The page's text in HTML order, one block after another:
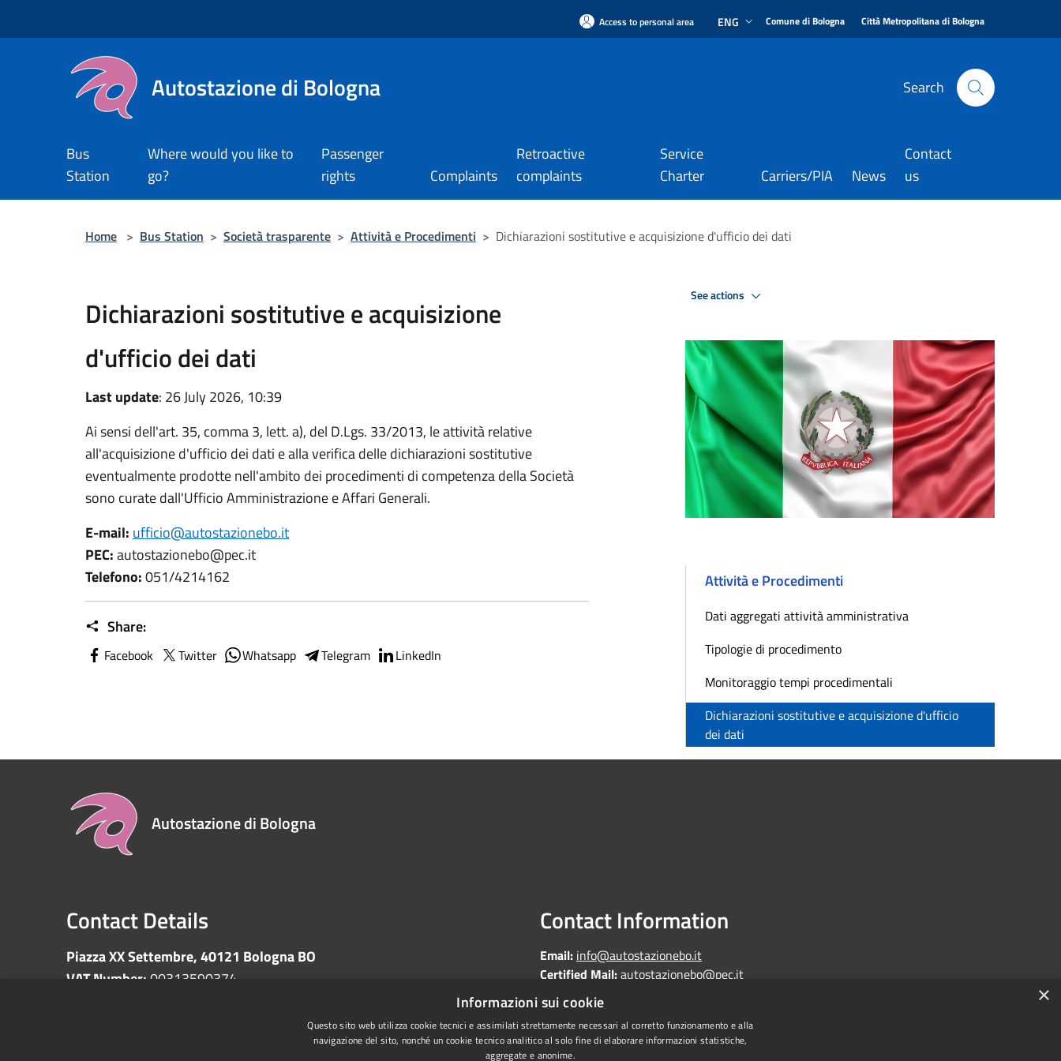
Access to personal area ENG Comune di Bologna Città Metropolitana di Bologna
Autostazione di Bologna Search
Bus
Station
Where would you like to
go?
Passenger
rights
Complaints
Retroactive
complaints
Service
Charter
Carriers/PIA News
Contact
us
Home > Bus Station > Società trasparente > Attività e Procedimenti > Dichiarazioni sostitutive e acquisizione d'ufficio dei dati
Dichiarazioni sostitutive e acquisizione
d'ufficio dei dati
Last update: 26 July 2026, 10:39
Ai sensi dell'art. 35, comma 3, lett. a), del D.Lgs. 33/2013, le attività relative
all'acquisizione d'ufficio dei dati e alla verifica delle dichiarazioni sostitutive
eventualmente prodotte nell'ambito dei procedimenti di competenza della Società
sono curate dall'Ufficio Amministrazione e Affari Generali.
E-mail: ufficio@autostazionebo.it
PEC:autostazionebo@pec.it
Telefono:051/4214162
Share:
Facebook Twitter Whatsapp Telegram LinkedIn
See actions
Attività e Procedimenti
Dati aggregati attività amministrativa
Tipologie di procedimento
Monitoraggio tempi procedimentali
Dichiarazioni sostitutive e acquisizione d'ufficio
dei dati
Autostazione di Bologna
Contact Details
Piazza XX Settembre, 40121 Bologna BO
VAT Number:00313590374
Contact Information
Email: info@autostazionebo.it
Certified Mail:autostazionebo@pec.it
×
Informazioni sui cookie
Questo sito web utilizza cookie tecnici e assimilati strettamente necessari al corretto funzionamento e alla
navigazione del sito, nonché un cookie tecnico analitico al solo fine di elaborare informazioni statistiche,
aggregate e anonime.